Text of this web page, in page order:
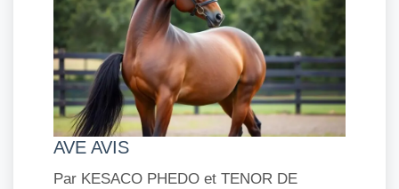
AVE AVIS
Par KESACO PHEDO et TENOR DE